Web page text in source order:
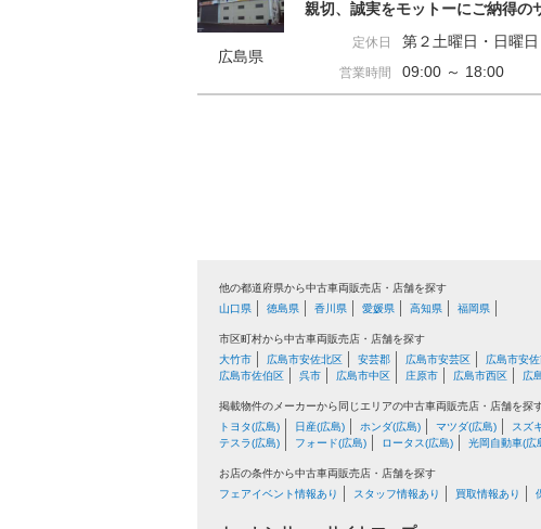
広島県
親切、誠実をモットーにご納得の
定休日 第２土曜日・日曜日
営業時間 09:00 ～ 18:00
他の都道府県から中古車両販売店・店舗を探す
山口県
徳島県 香川県 愛媛県 高知県 福岡県
市区町村から中古車両販売店・店舗を探す
大竹市
広島市安佐北区 安芸郡 広島市安芸区 広島市安
広島市佐伯区
呉市 広島市中区 庄原市 広島市西区 広
掲載物件のメーカーから同じエリアの中古車両販売店・店舗を探
トヨタ(広島)
日産(広島) ホンダ(広島) マツダ(広島) スズ
テスラ(広島)
フォード(広島) ロータス(広島) 光岡自動車(広
お店の条件から中古車両販売店・店舗を探す
フェアイベント情報あり
スタッフ情報あり 買取情報あり